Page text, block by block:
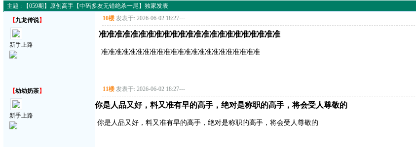
主题 : 【059期】原创高手【中码多友无错绝杀一尾】独家发表
【九龙传说】
新手上路
10楼 发表于: 2026-06-02 18:27---
准准准准准准准准准准准准准准准准准准准准准准准
准准准准准准准准准准准准准准准准准准准准准准准
【幼幼奶茶】
新手上路
11楼 发表于: 2026-06-02 18:27---
你是人品又好，料又准有早的高手，绝对是称职的高手，将会受人尊敬的
你是人品又好，料又准有早的高手，绝对是称职的高手，将会受人尊敬的